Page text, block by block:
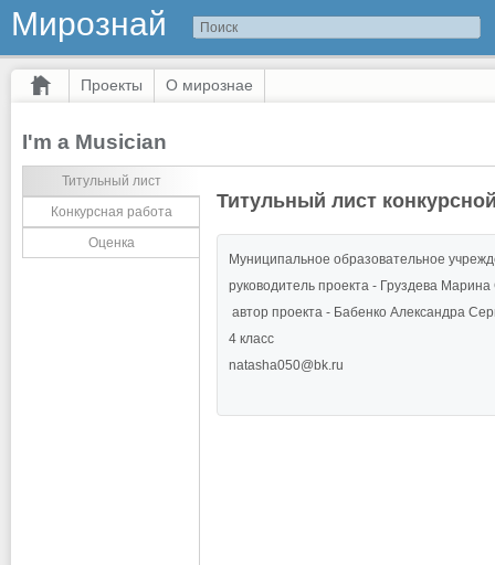
Мирознай
Проекты О мирознае
I'm a Musician
Титульный лист
Конкурсная работа
Оценка
Титульный лист
Муниципальное образовательное
руководитель проекта - Груздева
автор проекта - Бабенко Александра
4 класс
natasha050@bk.ru